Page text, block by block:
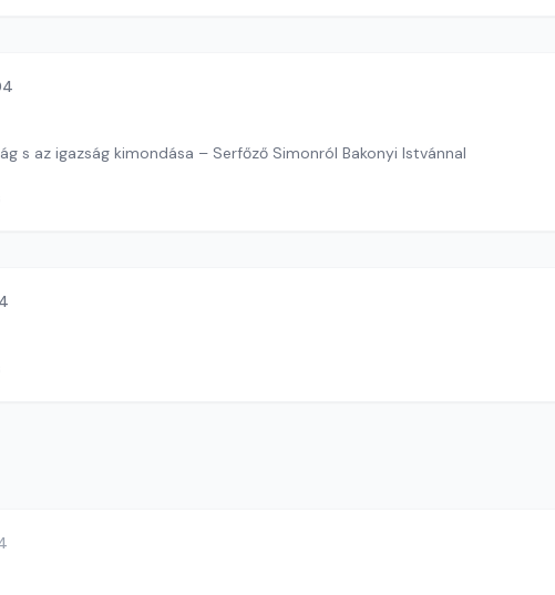
s az igazság kimondása – Serfőző Simonról Bakonyi Istvánnal